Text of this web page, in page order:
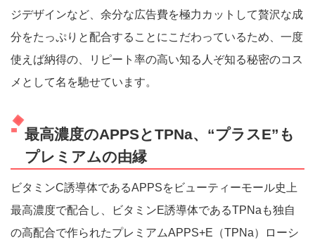
ジデザインなど、余分な広告費を極力カットして贅沢な成
分をたっぷりと配合することにこだわっているため、一度
使えば納得の、リピート率の高い知る人ぞ知る秘密のコス
メとして名を馳せています。
最高濃度のAPPSとTPNa、“プラスE”も
プレミアムの由縁
ビタミンC誘導体であるAPPSをビューティーモール史上
最高濃度で配合し、ビタミンE誘導体であるTPNaも独自
の高配合で作られたプレミアムAPPS+E（TPNa）ローシ